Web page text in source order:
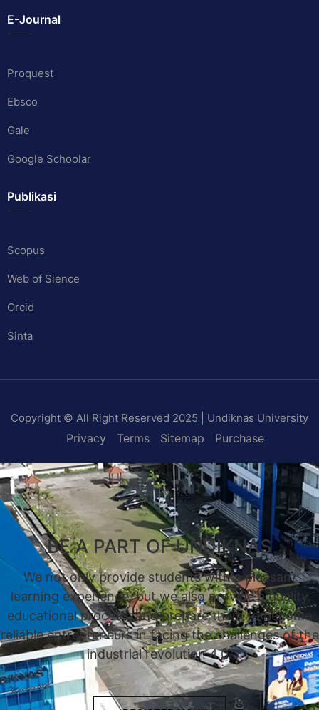
E-Journal
Proquest
Ebsco
Gale
Google Schoolar
Publikasi
Scopus
Web of Sience
Orcid
Sinta
Copyright © All Right Reserved 2025 | Undiknas University
Privacy Terms Sitemap Purchase
BE A PART OF UNDIKNAS
We not only provide students with a pleasant
learning experience, but we also provide a quality
educational process, and prepare them to become
reliable entrepreneurs in facing the challenges of the
industrial revolution 4.0.